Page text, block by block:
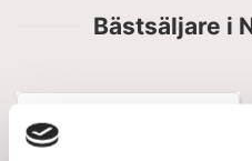
Bästsäljare i